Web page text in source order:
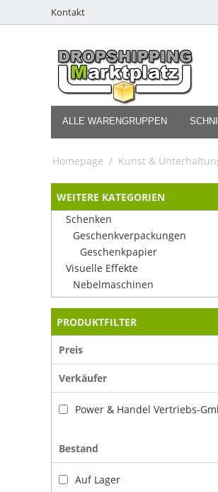
Kontakt
ALLE WARENGRUPPEN
Homepage / Kunst &
WEITERE KATEGORIEN
Schenken
Geschenkverpackungen
Geschenkpapier
Visuelle Effekte
Nebelmaschinen
PRODUKTFILTER
Preis
Verkäufer
Power & Handel Vertriebs-
Bestand
Auf Lager